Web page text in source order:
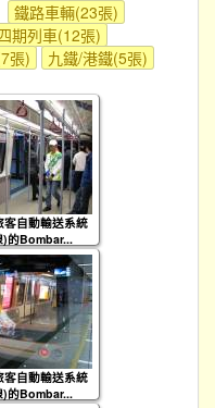
鐵路車輛(23張)
期列車(12張)
張)
九鐵/港鐵(5張)
客自動輸送系統
)的Bombar...
客自動輸送系統
)的Bombar...